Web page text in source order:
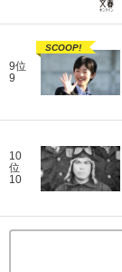
9位
9
SCOOP!
10
位
10